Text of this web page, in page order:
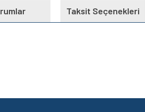
Taksit Seçenekleri